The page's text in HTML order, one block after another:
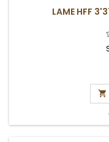
LAME HFF
